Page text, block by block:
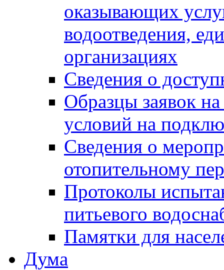
оказывающих
водоотведения,
организациях
Сведения о
Образцы заявок
условий на
Сведения о
отопительному
Протоколы
питьевого
Памятки для
Дума